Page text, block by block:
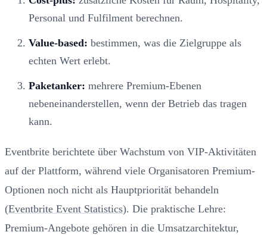
Personal und Fulfilment berechnen.
Value-based: bestimmen, was die Zielgruppe als
echten Wert erlebt.
Paketanker: mehrere Premium-Ebenen
nebeneinanderstellen, wenn der Betrieb das tragen
kann.
Eventbrite berichtete über Wachstum von VIP-Aktivitäten
auf der Plattform, während viele Organisatoren Premium-
Optionen noch nicht als Hauptpriorität behandeln
(Eventbrite Event Statistics). Die praktische Lehre:
Premium-Angebote gehören in die Umsatzarchitektur,